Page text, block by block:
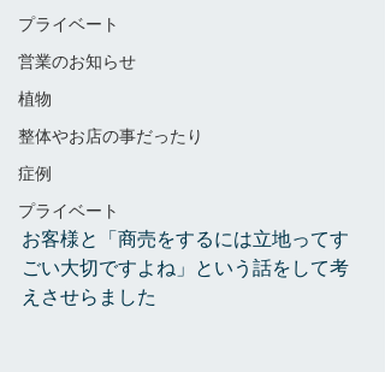
プライベート
営業のお知らせ
植物
整体やお店の事だったり
症例
プライベート
お客様と「商売をするには立地ってす
ごい大切ですよね」という話をして考
えさせらました